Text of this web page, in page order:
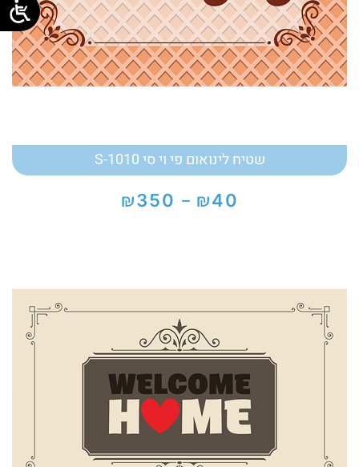
שטיח לינואום פי וי סי S-1010
₪40
–
₪350
טווח